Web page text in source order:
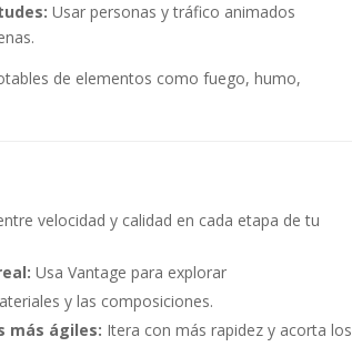
Usar personas y tráfico animados
de elementos como fuego, humo,
velocidad y calidad en cada etapa de tu
Usa Vantage para explorar
y las composiciones.
más ágiles: Itera con más rapidez y acorta los